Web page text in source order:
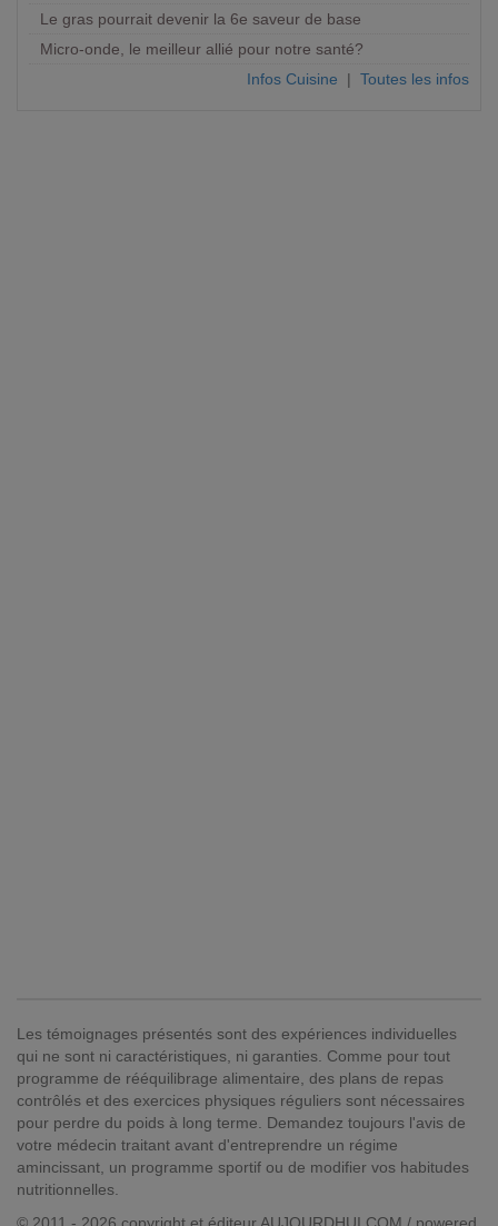
Le gras pourrait devenir la 6e saveur de base
Micro-onde, le meilleur allié pour notre santé?
Infos Cuisine | Toutes les infos
Les témoignages présentés sont des expériences individuelles
qui ne sont ni caractéristiques, ni garanties. Comme pour tout
programme de rééquilibrage alimentaire, des plans de repas
contrôlés et des exercices physiques réguliers sont nécessaires
pour perdre du poids à long terme. Demandez toujours l'avis de
votre médecin traitant avant d'entreprendre un régime
amincissant, un programme sportif ou de modifier vos habitudes
nutritionnelles.